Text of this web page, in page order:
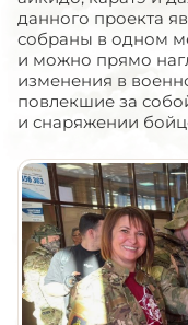
данного проекта
собраны в одном
и можно прямо
изменения в
повлекшие за
и снаряжении